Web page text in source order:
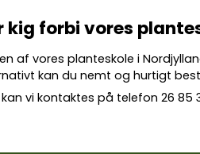
kig forbi vores
af vores planteskole i
kan du nemt og hurtigt
vi kontaktes på telefon26 85